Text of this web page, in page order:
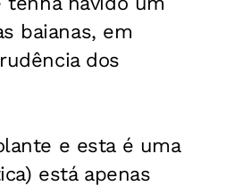
baianas, em
dos
e esta é uma
está apenas